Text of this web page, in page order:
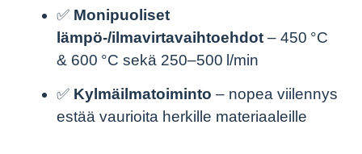
✅ Monipuoliset
lämpö-/ilmavirtavaihtoehdot – 450 °C
& 600 °C sekä 250–500 l/min
✅ Kylmäilmatoiminto – nopea viilennys
estää vaurioita herkille materiaaleille